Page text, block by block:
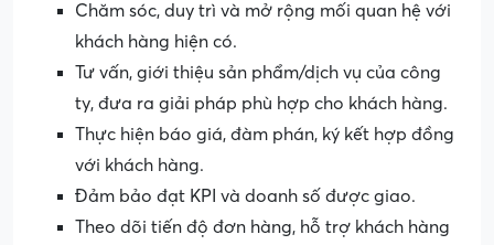
Chăm sóc, duy trì và mở rộng mối quan hệ với
khách hàng hiện có.
Tư vấn, giới thiệu sản phẩm/dịch vụ của công
ty, đưa ra giải pháp phù hợp cho khách hàng.
Thực hiện báo giá, đàm phán, ký kết hợp đồng
với khách hàng.
Đảm bảo đạt KPI và doanh số được giao.
Theo dõi tiến độ đơn hàng, hỗ trợ khách hàng